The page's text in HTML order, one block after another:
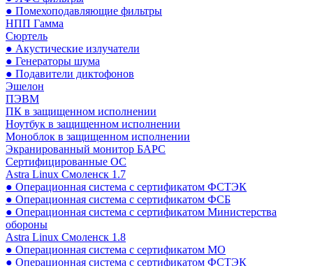
● Помехоподавляющие фильтры
НПП Гамма
Сюртель
● Акустические излучатели
● Генераторы шума
● Подавители диктофонов
Эшелон
ПЭВМ
ПК в защищенном исполнении
Ноутбук в защищенном исполнении
Моноблок в защищенном исполнении
Экранированный монитор БАРС
Сертифицированные ОС
Astra Linux Смоленск 1.7
● Операционная система с сертификатом ФСТЭК
● Операционная система с сертификатом ФСБ
● Операционная система с сертификатом Министерства
обороны
Astra Linux Смоленск 1.8
● Операционная система с сертификатом МО
● Операционная система с сертификатом ФСТЭК